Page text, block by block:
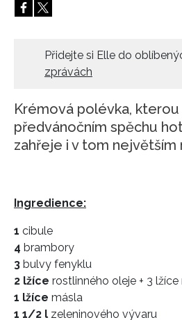
Přidejte si Elle do
zprávách
Krémová polévka,
předvánočním spěchu
zahřeje i v tom největším
Ingredience:
1 cibule
4 brambory
3 bulvy fenyklu
2 lžíce rostlinného oleje + 3
1 lžíce másla
1 1/2 l zeleninového vývaru